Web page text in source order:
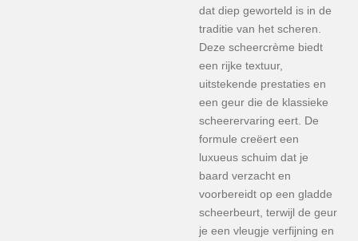
dat diep geworteld is in de
traditie van het scheren.
Deze scheercrème biedt
een rijke textuur,
uitstekende prestaties en
een geur die de klassieke
scheerervaring eert. De
formule creëert een
luxueus schuim dat je
baard verzacht en
voorbereidt op een gladde
scheerbeurt, terwijl de geur
je een vleugje verfijning en